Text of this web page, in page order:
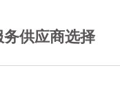
务供应商选择